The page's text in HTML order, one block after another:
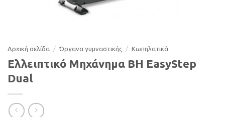
Αρχική σελίδα / Όργανα γυμναστικής / Κωπηλατικά
Ελλειπτικό Μηχάνημα BH EasyStep
Dual